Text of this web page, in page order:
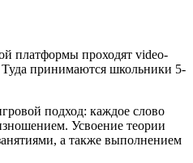
платформы проходят video-
принимаются школьники 5-
подход: каждое слово
Усвоение теории
а также выполнением